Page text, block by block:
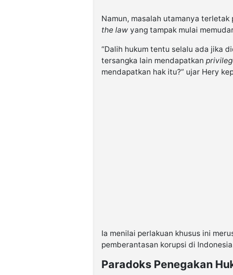
Namun, masalah utamanya
the law yang tampak mulai
“Dalih hukum tentu selalu ada jika
tersangka lain mendapatkan
mendapatkan hak itu?” ujar Hery
Ia menilai perlakuan khusus ini
pemberantasan korupsi di
Paradoks Penegakan